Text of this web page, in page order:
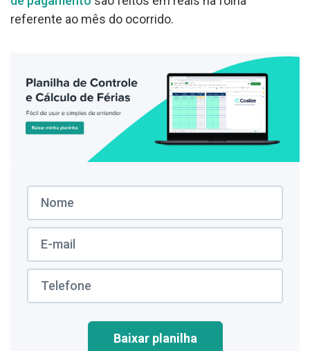
referente ao mês do ocorrido.
Baixar planilha